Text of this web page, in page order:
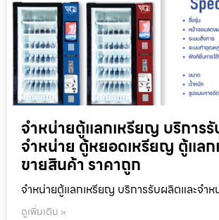
จำหน่ายตู้แลกเหรียญ บริการ
จำหน่าย ตู้หยอดเหรียญ ตู้แล
ขายสินค้า ราคาถูก
จำหน่ายตู้แลกเหรียญ บริการรับผลิตและจำห
ดูเพิ่มเติม »